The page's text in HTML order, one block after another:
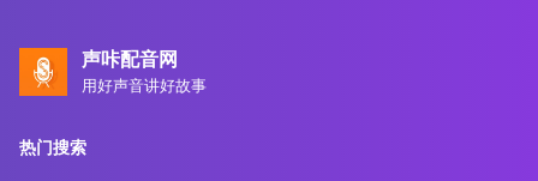
声咔配音网
用好声音讲好故事
热门搜索